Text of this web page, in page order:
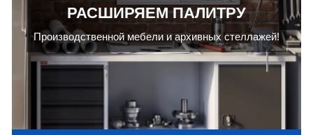
РАСШИРЯЕМ ПАЛИТРУ
Производственной мебели и архивных стеллажей!